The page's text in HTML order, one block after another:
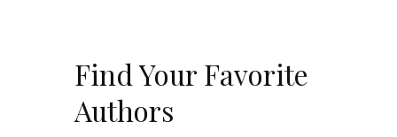
Find Your Favorite
Authors